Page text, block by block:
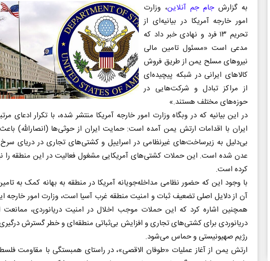
به گزارشجام جم آنلاین، وزارت
امور خارجه آمریکا در بیانیه‌ای از
تحریم ۱۳ فرد و نهادی خبر داد که
مدعی است «مسئول تامین مالی
نیرو‌های مسلح یمن از طریق فروش
کالا‌های ایرانی در شبکه پیچیده‌ای
از مراکز تبادل و شرکت‌هایی در
حوزه‌های مختلف هستند.»
در این بیانیه که در وبگاه وزارت امور خارجه آمریکا منتشر شده، با تکرار ادعای
ایران با اقدامات ارتش یمن آمده است: حمایت ایران از حوثی‌ها (انصارالله)
بی‌دلیل به زیرساخت‌های غیرنظامی در اسراییل و کشتی‌های تجاری در دریای
عدن شده است. این حملات کشتی‌های آمریکایی مشغول فعالیت در این منطقه را
کرده است.
با وجود این که حضور نظامی مداخله‌جویانه آمریکا در منطقه به بهانه کمک به
آن از دلایل اصلی تضعیف ثبات و امنیت منطقه غرب آسیا است، وزارت امور خارجه
همچنین اشاره کرد که این حملات موجب اخلال در امنیت دریانوردی، ممانعت
دریانوردی برای کشتی‌های تجاری و افزایش بی‌ثباتی منطقه‌ای و خطر گسترش
رژیم صهیونیستی و حماس می‌شود.
ارتش یمن از آغاز عملیات «طوفان الاقصی»، در راستای همبستگی با مقاومت